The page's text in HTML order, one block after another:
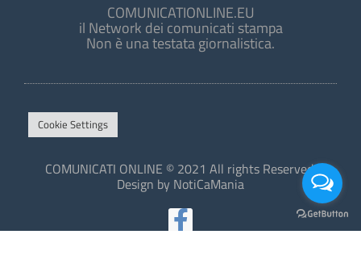
COMUNICATIONLINE.EU
il Network dei comunicati stampa
Non è una testata giornalistica.
Cookie Settings
COMUNICATI ONLINE © 2021 All rights Reserved.
Design by NotiCaMania